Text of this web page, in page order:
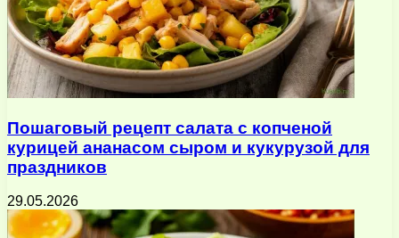
Пошаговый рецепт салата с копченой
курицей ананасом сыром и кукурузой для
праздников
29.05.2026